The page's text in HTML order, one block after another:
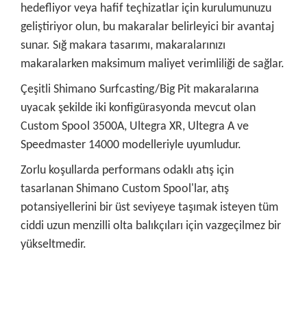
hedefliyor veya hafif teçhizatlar için kurulumunuzu
geliştiriyor olun, bu makaralar belirleyici bir avantaj
sunar. Sığ makara tasarımı, makaralarınızı
makaralarken maksimum maliyet verimliliği de sağlar.
Çeşitli Shimano Surfcasting/Big Pit makaralarına
uyacak şekilde iki konfigürasyonda mevcut olan
Custom Spool 3500A, Ultegra XR, Ultegra A ve
Speedmaster 14000 modelleriyle uyumludur.
Zorlu koşullarda performans odaklı atış için
tasarlanan Shimano Custom Spool'lar, atış
potansiyellerini bir üst seviyeye taşımak isteyen tüm
ciddi uzun menzilli olta balıkçıları için vazgeçilmez bir
yükseltmedir.